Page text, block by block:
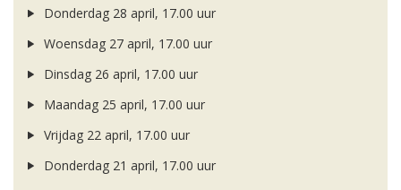
Donderdag 28 april, 17.00 uur
Woensdag 27 april, 17.00 uur
Dinsdag 26 april, 17.00 uur
Maandag 25 april, 17.00 uur
Vrijdag 22 april, 17.00 uur
Donderdag 21 april, 17.00 uur